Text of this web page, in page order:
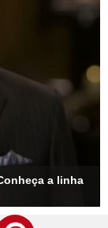
a linha